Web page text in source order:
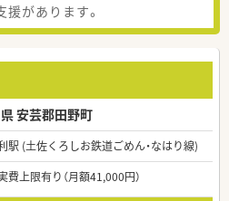
があります。
安芸郡田野町
駅 (土佐くろしお鉄道ごめん・なはり線)
費上限有り（月額41,000円）